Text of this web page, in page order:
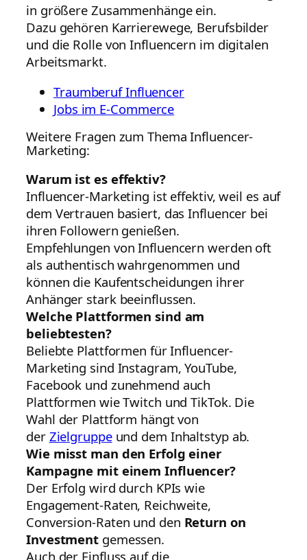
in größere Zusammenhänge ein.
Dazu gehören Karrierewege, Berufsbilder
und die Rolle von Influencern im digitalen
Arbeitsmarkt.
Traumberuf Influencer
Jobs im E-Commerce
Weitere Fragen zum Thema Influencer-
Marketing:
Warum ist es effektiv?
Influencer-Marketing ist effektiv, weil es auf
dem Vertrauen basiert, das Influencer bei
ihren Followern genießen.
Empfehlungen von Influencern werden oft
als authentisch wahrgenommen und
können die Kaufentscheidungen ihrer
Anhänger stark beeinflussen.
Welche Plattformen sind am
beliebtesten?
Beliebte Plattformen für Influencer-
Marketing sind Instagram, YouTube,
Facebook und zunehmend auch
Plattformen wie Twitch und TikTok. Die
Wahl der Plattform hängt von
der Zielgruppeund dem Inhaltstyp ab.
Wie misst man den Erfolg einer
Kampagne mit einem Influencer?
Der Erfolg wird durch KPIs wie
Engagement-Raten, Reichweite,
Conversion-Raten und den Return on
Investment gemessen.
Auch der Einfluss auf die